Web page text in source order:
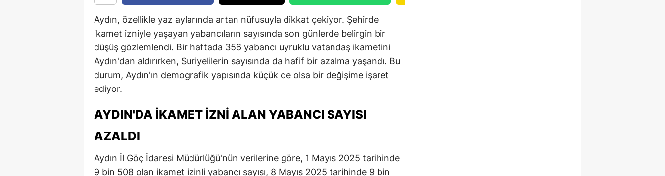
Çankırı
Çorum
Denizli
Diyarbakır
Elazığ
Eskişehir
Aydın, özellikle yaz aylarında artan nüfusuyla dikkat çekiyor. Şehirde
ikamet izniyle yaşayan yabancıların sayısında son günlerde belirgin bir
düşüş gözlemlendi. Bir haftada 356 yabancı uyruklu vatandaş ikametini
Aydın'dan aldırırken, Suriyelilerin sayısında da hafif bir azalma yaşandı. Bu
durum, Aydın'ın demografik yapısında küçük de olsa bir değişime işaret
ediyor.
AYDIN'DA İKAMET İZNI ALAN YABANCI SAYISI
AZALDI
Aydın İl Göç İdaresi Müdürlüğü'nün verilerine göre, 1 Mayıs 2025 tarihinde
9 bin 508 olan ikamet izinli yabancı sayısı, 8 Mayıs 2025 tarihinde 9 bin